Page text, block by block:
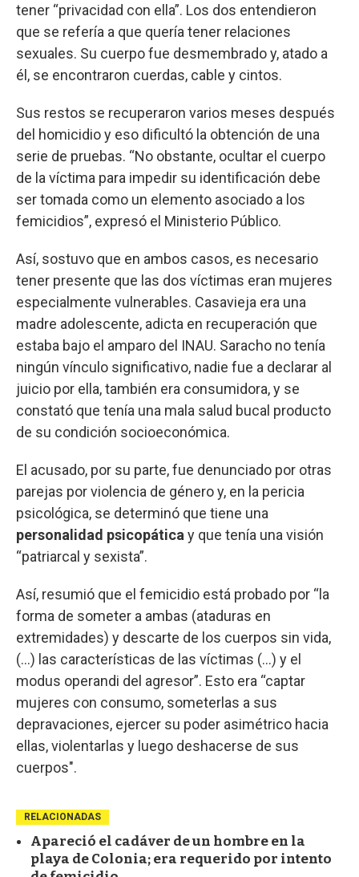
tener “privacidad con ella”. Los dos entendieron
que se refería a que quería tener relaciones
sexuales. Su cuerpo fue desmembrado y, atado a
él, se encontraron cuerdas, cable y cintos.
Sus restos se recuperaron varios meses después
del homicidio y eso dificultó la obtención de una
serie de pruebas. “No obstante, ocultar el cuerpo
de la víctima para impedir su identificación debe
ser tomada como un elemento asociado a los
femicidios”, expresó el Ministerio Público.
Así, sostuvo que en ambos casos, es necesario
tener presente que las dos víctimas eran mujeres
especialmente vulnerables. Casavieja era una
madre adolescente, adicta en recuperación que
estaba bajo el amparo del INAU. Saracho no tenía
ningún vínculo significativo, nadie fue a declarar al
juicio por ella, también era consumidora, y se
constató que tenía una mala salud bucal producto
de su condición socioeconómica.
El acusado, por su parte, fue denunciado por otras
parejas por violencia de género y, en la pericia
psicológica, se determinó que tiene una
personalidad psicopática y que tenía una visión
“patriarcal y sexista”.
Así, resumió que el femicidio está probado por “la
forma de someter a ambas (ataduras en
extremidades) y descarte de los cuerpos sin vida,
(...) las características de las víctimas (...) y el
modus operandi del agresor”. Esto era “captar
mujeres con consumo, someterlas a sus
depravaciones, ejercer su poder asimétrico hacia
ellas, violentarlas y luego deshacerse de sus
cuerpos".
RELACIONADAS
Apareció el cadáver de un hombre en la
playa de Colonia; era requerido por intento